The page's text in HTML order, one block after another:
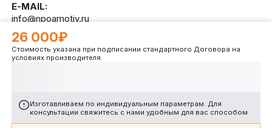
26 000₽
Стоимость указана при подписании стандартного Договора на
условиях производителя.
Изготавливаем по индивидуальным параметрам. Для
консультации свяжитесь с нами удобным для вас способом
E-MAIL:
info@npoamotiv.ru
Разработано вWEBCETERA